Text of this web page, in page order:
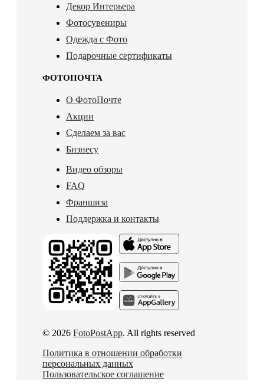
Декор Интерьера
Фотосувениры
Одежда с Фото
Подарочные сертификаты
ФОТОПОЧТА
О ФотоПочте
Акции
Сделаем за вас
Бизнесу
Видео обзоры
FAQ
Франшиза
Поддержка и контакты
© 2026 FotoPostApp. All rights reserved
Политика в отношении обработки
персональных данных
Пользовательское соглашение